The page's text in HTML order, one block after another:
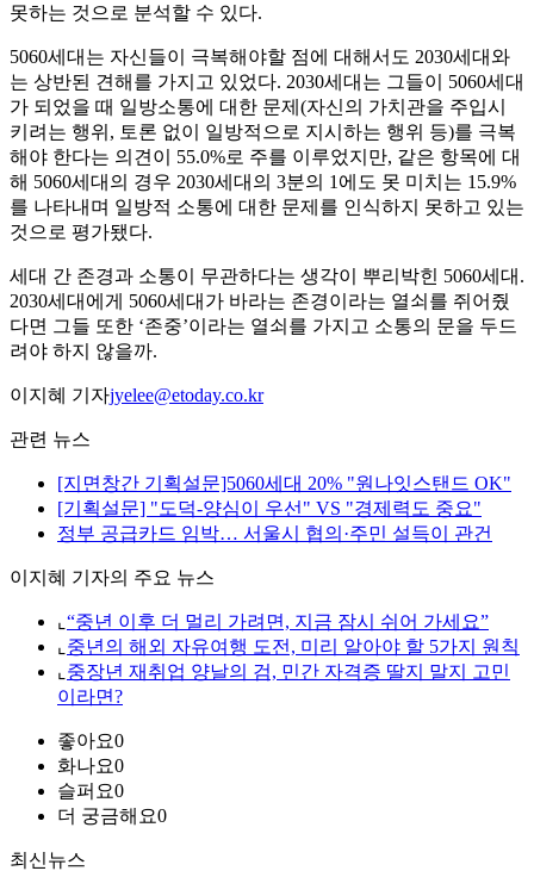
못하는 것으로 분석할 수 있다.
5060세대는 자신들이 극복해야할 점에 대해서도 2030세대와
는 상반된 견해를 가지고 있었다. 2030세대는 그들이 5060세대
가 되었을 때 일방소통에 대한 문제(자신의 가치관을 주입시
키려는 행위, 토론 없이 일방적으로 지시하는 행위 등)를 극복
해야 한다는 의견이 55.0%로 주를 이루었지만, 같은 항목에 대
해 5060세대의 경우 2030세대의 3분의 1에도 못 미치는 15.9%
를 나타내며 일방적 소통에 대한 문제를 인식하지 못하고 있는
것으로 평가됐다.
세대 간 존경과 소통이 무관하다는 생각이 뿌리박힌 5060세대.
2030세대에게 5060세대가 바라는 존경이라는 열쇠를 쥐어줬
다면 그들 또한 ‘존중’이라는 열쇠를 가지고 소통의 문을 두드
려야 하지 않을까.
이지혜 기자jyelee@etoday.co.kr
관련 뉴스
[지면창간 기획설문]5060세대 20% "원나잇스탠드 OK"
[기획설문] "도덕-양심이 우선" VS "경제력도 중요"
정부 공급카드 임박… 서울시 협의·주민 설득이 관건
이지혜 기자의 주요 뉴스
⌞ “중년 이후 더 멀리 가려면, 지금 잠시 쉬어 가세요”
⌞ 중년의 해외 자유여행 도전, 미리 알아야 할 5가지 원칙
⌞ 중장년 재취업 양날의 검, 민간 자격증 딸지 말지 고민
이라면?
좋아요0
화나요0
슬퍼요0
더 궁금해요0
최신뉴스